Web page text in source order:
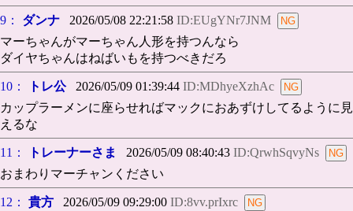
9： ダンナ 2026/05/08 22:21:58 ID:EUgYNr7JNM
マーちゃんがマーちゃん人形を持つんなら
ダイヤちゃんはねばいもを持つべきだろ
10： トレ公2026/05/09 01:39:44 ID:MDhyeXzhAc
カップラーメンに座らせればマックにおあずけしてるように見
えるな
11： トレーナーさま 2026/05/09 08:40:43 ID:QrwhSqvyNs
おまわりマーチャンください
12： 貴方 2026/05/09 09:29:00 ID:8vv.prIxrc